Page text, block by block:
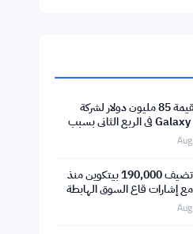
$594.50
▼ -1.03%
$73.9298
▼ -0.16%